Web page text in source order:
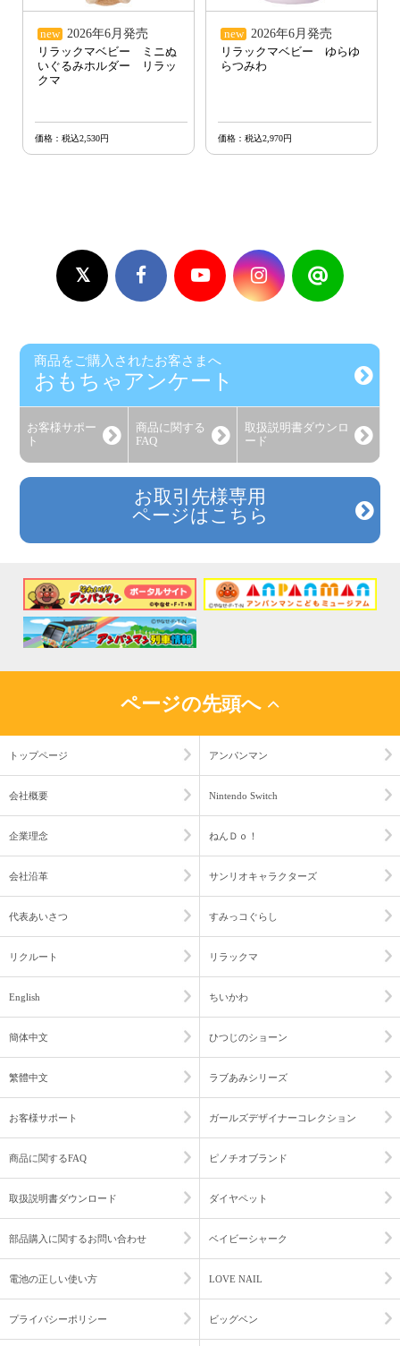
new 2026年6月発売
リラックマベビー ミニぬ
いぐるみホルダー リラッ
クマ
価格：税込2,530円
new 2026年6月発売
リラックマベビー ゆらゆ
らつみわ
価格：税込2,970円
商品をご購入されたお客さまへ
おもちゃアンケート
お客様サポー
ト
商品に関する
FAQ
取扱説明書 ダウンロ
ード
お取引先様専用
ページはこちら
ページの先頭へ
トップページ
会社概要
企業理念
会社沿革
代表あいさつ
リクルート
English
簡体中文
繁體中文
お客様サポート
商品に関するFAQ
取扱説明書ダウンロード
部品購入に関するお問い合わせ
電池の正しい使い方
プライバシーポリシー
アンパンマン
Nintendo Switch
ねんＤｏ！
サンリオキャラクターズ
すみっコぐらし
リラックマ
ちいかわ
ひつじのショーン
ラブあみシリーズ
ガールズデザイナーコレクション
ピノチオブランド
ダイヤペット
ベイビーシャーク
LOVE NAIL
ビッグベン